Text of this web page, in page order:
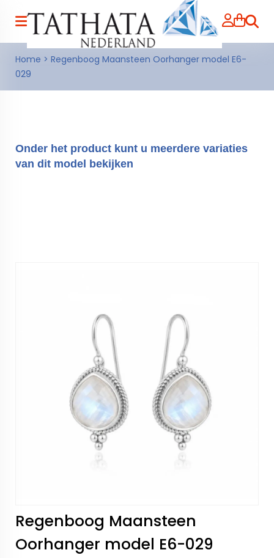
Home > Regenboog Maansteen Oorhanger model E6-
029
Onder het product kunt u meerdere variaties
van dit model bekijken
Regenboog Maansteen
Oorhanger model E6-029